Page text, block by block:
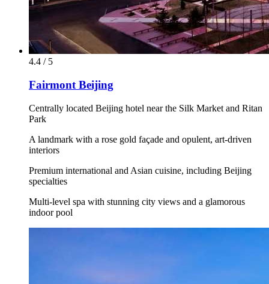
4.4 / 5
Fairmont Beijing
Centrally located Beijing hotel near the Silk Market and Ritan
Park
A landmark with a rose gold façade and opulent, art-driven
interiors
Premium international and Asian cuisine, including Beijing
specialties
Multi-level spa with stunning city views and a glamorous
indoor pool